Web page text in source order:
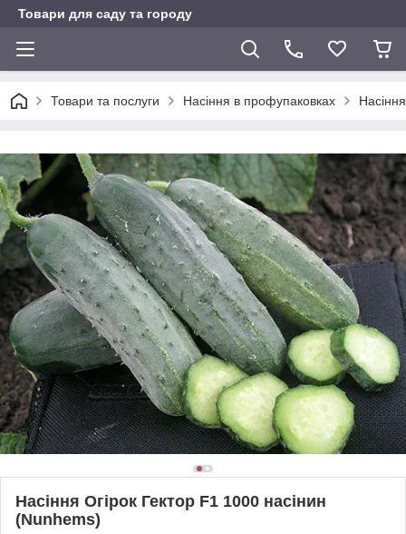
Товари для саду та городу
Товари та послуги Насіння в профупаковках
Насіння Огірок Гектор F1 1000 насінин
(Nunhems)